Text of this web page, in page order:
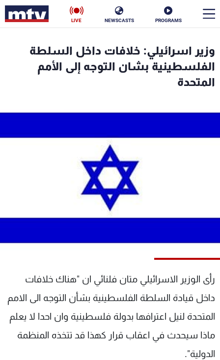
PROGRAMS
NEWSCASTS
LIVE
وزير اسرائيلي: خلافات داخل السلطة
الفلسطينية بشان التوجه إلى الأمم
المتحدة
رأى الوزير الاسرائيلي متان فلنائي ان "هناك خلافات
داخل قيادة السلطة الفلسطينية بشأن التوجه الى الامم
المتحدة لنيل اعترافها بدولة فلسطينية وان احدا لا يعلم
ماذا سيحدث في اعقاب قرار كهذا قد تتخذه المنظمة
الدولية".
الأخبار
سياسة
إقتصاد فن
منوعات رياضة
جدول البرامج
الترددات
عن MTV
الإنـتـاج
لاعلاناتكم
وظائف
تواصل معنا
شروط الإسـتخدام